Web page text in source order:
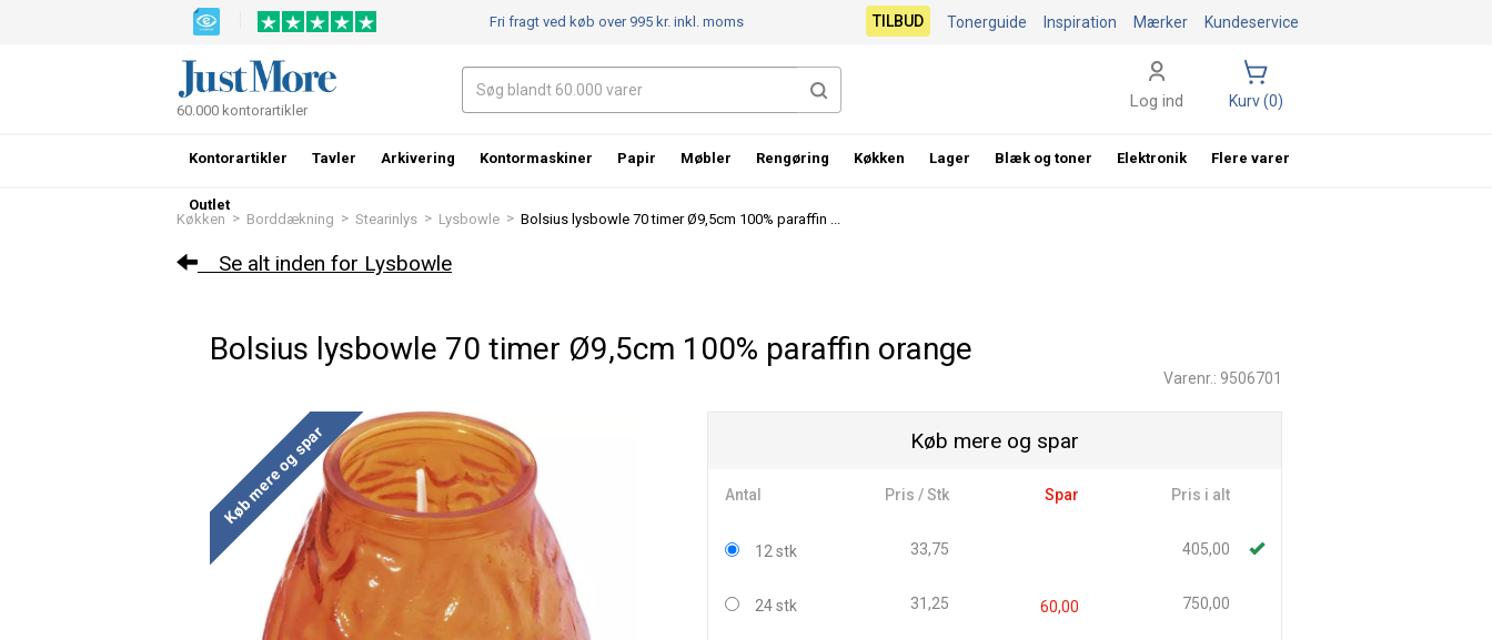
Køkken > Borddækning > Stearinlys > Lysbowle > Bolsius lysbowle 70 timer Ø9,5cm 100% paraffin ...
Se alt inden for Lysbowle
Bolsius lysbowle 70 timer Ø9,5cm 100% paraffin orange
Varenr.: 9506701
Køb mere og spar Køb mere og spar
Antal Pris / Stk Spar Pris i alt
12 stk 33,75 405,00
24 stk 31,25 60,00 750,00
Fri fragt ved køb over 995 kr.inkl. moms Kundeservice
Mærker
Inspiration
Tonerguide
TILBUD
60.000 kontorartikler Log ind Kurv (0)
Kontorartikler Tavler Arkivering Kontormaskiner Papir Møbler Rengøring Køkken Lager Blæk og toner Elektronik Flere varer
Outlet